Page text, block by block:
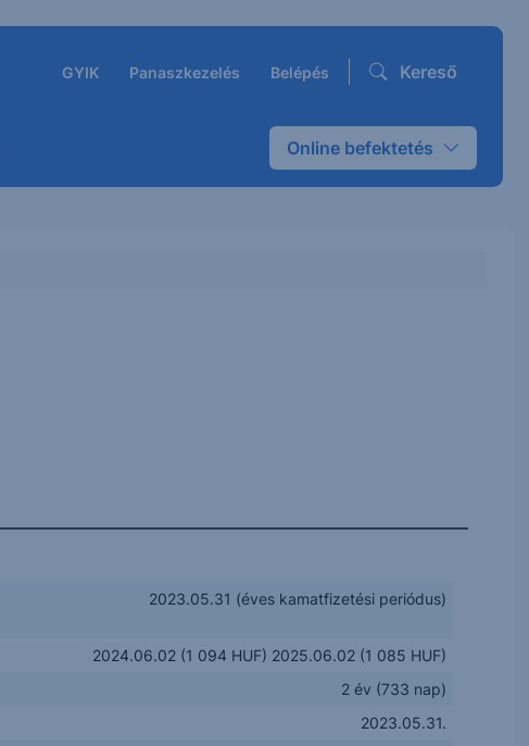
GYIK Panaszkezelés Belépés Kereső
Online befektetés
2023.05.31 (éves kamatfizetési periódus)
2024.06.02 (1 094 HUF) 2025.06.02 (1 085 HUF)
2 év (733 nap)
2023.05.31.